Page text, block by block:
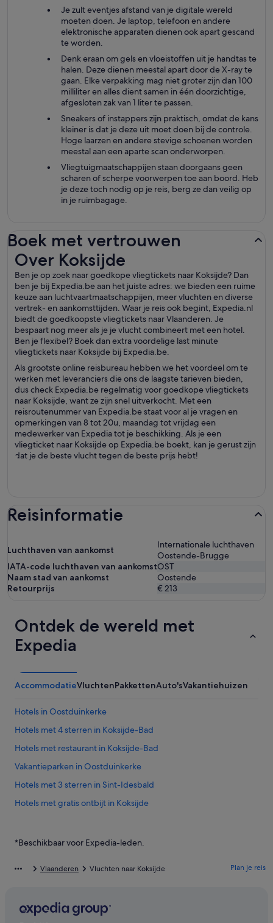
Je zult eventjes afstand van je digitale wereld
moeten doen. Je laptop, telefoon en andere
elektronische apparaten dienen ook apart gescand
te worden.
Denk eraan om gels en vloeistoffen uit je handtas te
halen. Deze dienen meestal apart door de X-ray te
gaan. Elke verpakking mag niet groter zijn dan 100
milliliter en alles dient samen in één doorzichtige,
afgesloten zak van 1 liter te passen.
Sneakers of instappers zijn praktisch, omdat de kans
kleiner is dat je deze uit moet doen bij de controle.
Hoge laarzen en andere stevige schoenen worden
meestal aan een aparte scan onderworpen.
Vliegtuigmaatschappijen staan doorgaans geen
scharen of scherpe voorwerpen toe aan boord. Heb
je deze toch nodig op je reis, berg ze dan veilig op
in je ruimbagage.
Boek met vertrouwen
Over Koksijde
Ben je op zoek naar goedkope vliegtickets naar Koksijde? Dan
ben je bij Expedia.be aan het juiste adres: we bieden een ruime
keuze aan luchtvaartmaatschappijen, meer vluchten en diverse
vertrek- en aankomsttijden. Waar je reis ook begint, Expedia.nl
biedt de goedkoopste vliegtickets naar Vlaanderen. Je
bespaart nog meer als je je vlucht combineert met een hotel.
Ben je flexibel? Boek dan extra voordelige last minute
vliegtickets naar Koksijde bij Expedia.be.
Als grootste online reisbureau hebben we het voordeel om te
werken met leveranciers die ons de laagste tarieven bieden,
dus check Expedia.be regelmatig voor goedkope vliegtickets
naar Koksijde, want ze zijn snel uitverkocht. Met een
reisroutenummer van Expedia.be staat voor al je vragen en
opmerkingen van 8 tot 20u, maandag tot vrijdag een
medewerker van Expedia tot je beschikking. Als je een
vliegticket naar Koksijde op Expedia.be boekt, kan je gerust zijn
dat je de beste vlucht tegen de beste prijs hebt!
Over Koksijde
Reisinformatie
Luchthaven van aankomst
Internationale luchthaven
Oostende-Brugge
IATA-code luchthaven van aankomstOST
Naam stad van aankomst
Oostende
Retourprijs
€ 213
Ontdek de wereld met
Expedia
AccommodatieVluchtenPakkettenAuto'sVakantiehuizen
Hotels in Oostduinkerke
Hotels met 4 sterren in Koksijde-Bad
Hotels met restaurant in Koksijde-Bad
Vakantieparken in Oostduinkerke
Hotels met 3 sterren in Sint-Idesbald
Hotels met gratis ontbijt in Koksijde
Hotels met restaurant in Oostduinkerke
Huisdiervriendelijke in Koksijde
Hotels in Koksijde
*Beschikbaar voor Expedia-leden.
Vlaanderen Vluchten naar Koksijde Plan je reis